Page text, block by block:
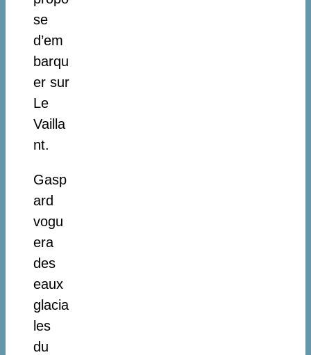
se
d’em
barqu
er sur
Le
Vailla
nt.
Gasp
ard
vogu
era
des
eaux
glacia
les
du